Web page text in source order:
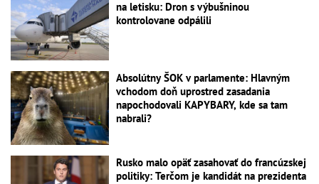
na letisku: Dron s výbušninou
kontrolovane odpálili
Absolútny ŠOK v parlamente: Hlavným
vchodom doň uprostred zasadania
napochodovali KAPYBARY, kde sa tam
nabrali?
Rusko malo opäť zasahovať do francúzskej
politiky: Terčom je kandidát na prezidenta